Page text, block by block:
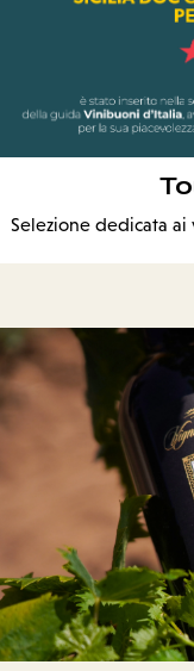
Selezione dedicata